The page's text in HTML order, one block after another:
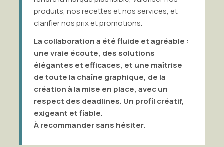
produits, nos recettes et nos services, et
clarifier nos prix et promotions.
La collaboration a été fluide et agréable :
une vraie écoute, des solutions
élégantes et efficaces, et une maîtrise
de toute la chaîne graphique, de la
création à la mise en place, avec un
respect des deadlines. Un profil créatif,
exigeant et fiable.
À recommander sans hésiter.